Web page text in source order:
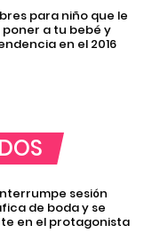
para niño que le
poner a tu bebé y
en el 2016
sesión
de boda y se
en el protagonista